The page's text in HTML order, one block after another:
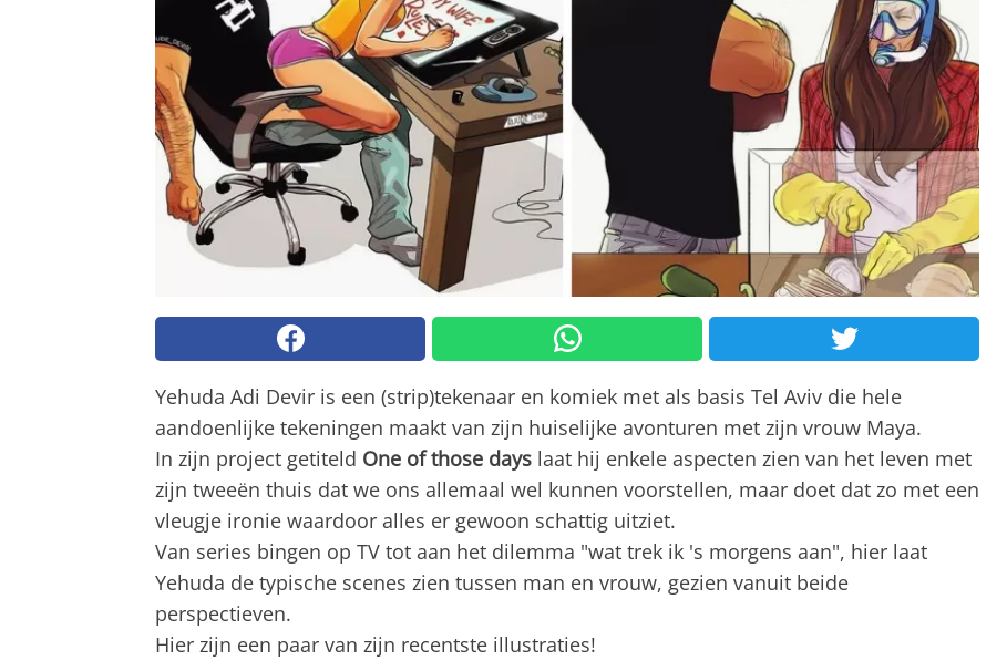
Yehuda Adi Devir is een (strip)tekenaar en komiek met als basis Tel Aviv die hele
aandoenlijke tekeningen maakt van zijn huiselijke avonturen met zijn vrouw Maya.
In zijn project getiteld One of those days laat hij enkele aspecten zien van het leven met
zijn tweeën thuis dat we ons allemaal wel kunnen voorstellen, maar doet dat zo met een
vleugje ironie waardoor alles er gewoon schattig uitziet.
Van series bingen op TV tot aan het dilemma "wat trek ik 's morgens aan", hier laat
Yehuda de typische scenes zien tussen man en vrouw, gezien vanuit beide
perspectieven.
Hier zijn een paar van zijn recentste illustraties!